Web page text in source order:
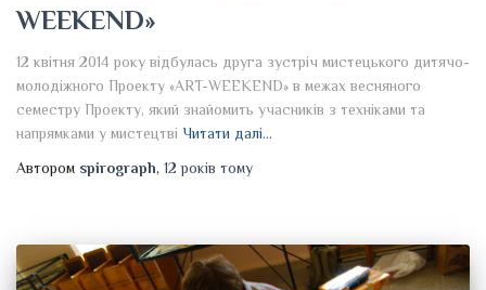
WEEKEND»
12 квітня 2014 року відбулась друга зустріч мистецького дитячо-
молодіжного Проекту «ART-WEEKEND» в межах весняного
семестру Проекту, який знайомить учасників з техніками та
напрямками у мистецтві Читати далі…
Автором spirograph, 12 років тому